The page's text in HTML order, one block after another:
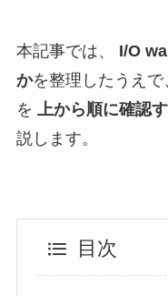
本記事では、 I/O
かを整理したうえで
を 上から順に確認
説します。
目次